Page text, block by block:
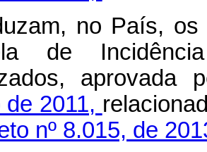
no País, os
de
aprovada
2011,
nº 8.015, de